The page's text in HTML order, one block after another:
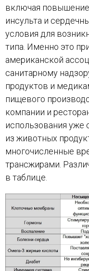
включая повышение
инсульта и
условия для
типа. Именно это
американской
санитарному
продуктов и
пищевого
компании и
использования
из животных
многочисленные
трансжирами.
в таблице.